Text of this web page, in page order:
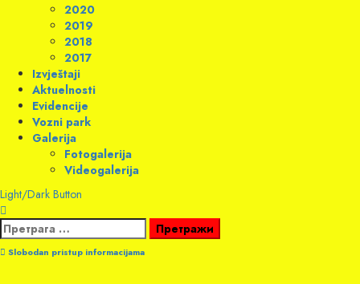
2020
2019
2018
2017
Izvještaji
Aktuelnosti
Evidencije
Vozni park
Galerija
Fotogalerija
Videogalerija
Light/Dark Button
Претрага
за:
Slobodan pristup informacijama